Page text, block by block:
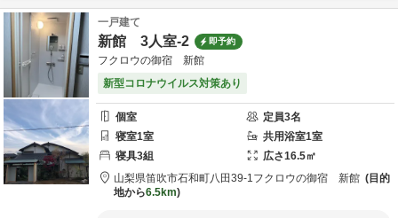
一戸建て
新館 3人室-2 即予約
フクロウの御宿 新館
新型コロナウイルス対策あり
個室 定員3名
寝室1室 共用浴室1室
寝具3組 広さ16.5㎡
山梨県笛吹市石和町八田39-1フクロウの御宿 新館
目的
地から6.5km